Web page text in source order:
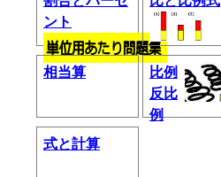
ント
相当算
比例
反比
例
式と計算